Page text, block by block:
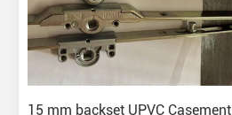
15 mm backset UPVC Casement